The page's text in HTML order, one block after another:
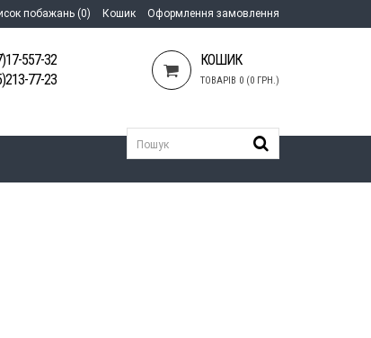
побажань (0) Кошик Оформлення замовлення
557-32
77-23
КОШИК
ТОВАРІВ 0 (0 ГРН.)